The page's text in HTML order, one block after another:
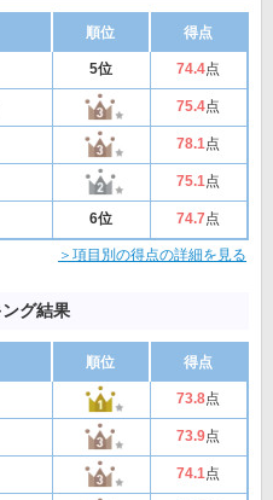
順位 得点
5位 74.4点
75.4点
78.1点
75.1点
6位 74.7点
＞項目別の得点の詳細を見る
グ結果
順位 得点
73.8点
73.9点
74.1点